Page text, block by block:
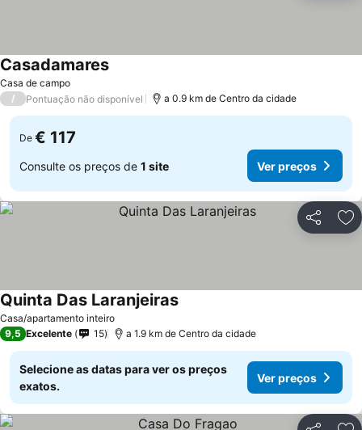
Casa de campo
CasadamaresVer preços
/ Pontuação não disponível a 0.9 km de Centro da cidade
De € 117
Consulte os preços de 1 site Ver preços
Partilhar
Casa/apartamento inteiro
Quinta Das LaranjeirasVer preços
9,5 Excelente 15 a 1.9 km de Centro da cidade
Selecione as datas para ver os preços
exatos.
Ver preços